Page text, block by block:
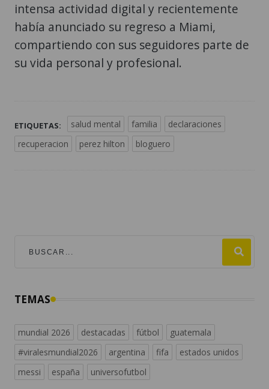
intensa actividad digital y recientemente
había anunciado su regreso a Miami,
compartiendo con sus seguidores parte de
su vida personal y profesional.
ETIQUETAS: salud mental familia
declaraciones
recuperacion
perez hilton bloguero
TEMAS
mundial 2026 destacadas fútbol
guatemala
#viralesmundial2026
argentina fifa
estados unidos
messi
españa universofutbol